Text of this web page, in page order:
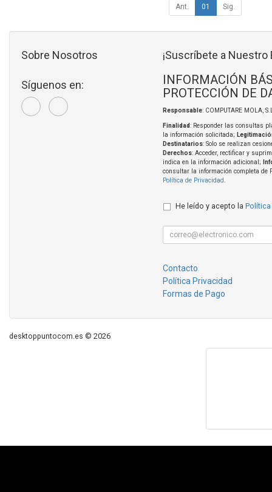
Ant. 01 Sig.
Sobre Nosotros
Síguenos en:
¡Suscríbete a Nuestro
INFORMACIÓN
PROTECCIÓN DE
Responsable: COMPUTARE MOLA,
Finalidad: Responder las consultas
la información solicitada;
Destinatarios: Solo se realizan
Derechos: Acceder, rectificar y
indica en la información adicional;
consultar la información completa de
Política de Privacidad.
He leído y acepto la Política
Contacto
Política Privacidad
Formas de Pago
desktoppuntocom.es © 2026